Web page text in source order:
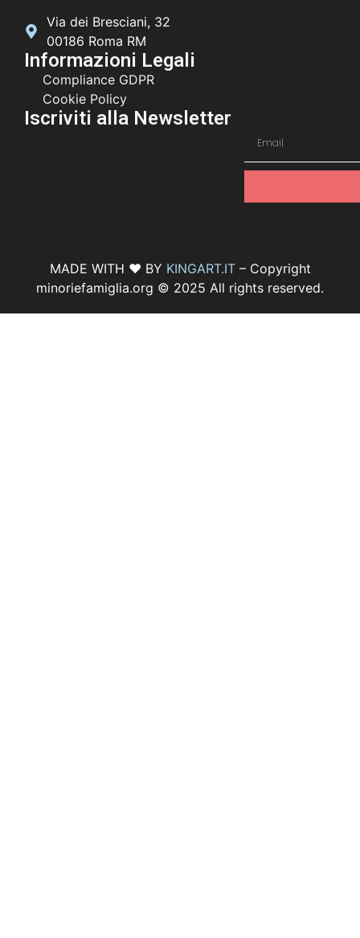
Via dei Bresciani, 32
00186 Roma RM
Informazioni Legali
Compliance GDPR
Cookie Policy
Iscriviti alla Newsletter
MADE WITH ♥ BY KINGART.IT– Copyright
minoriefamiglia.org © 2025 All rights reserved.